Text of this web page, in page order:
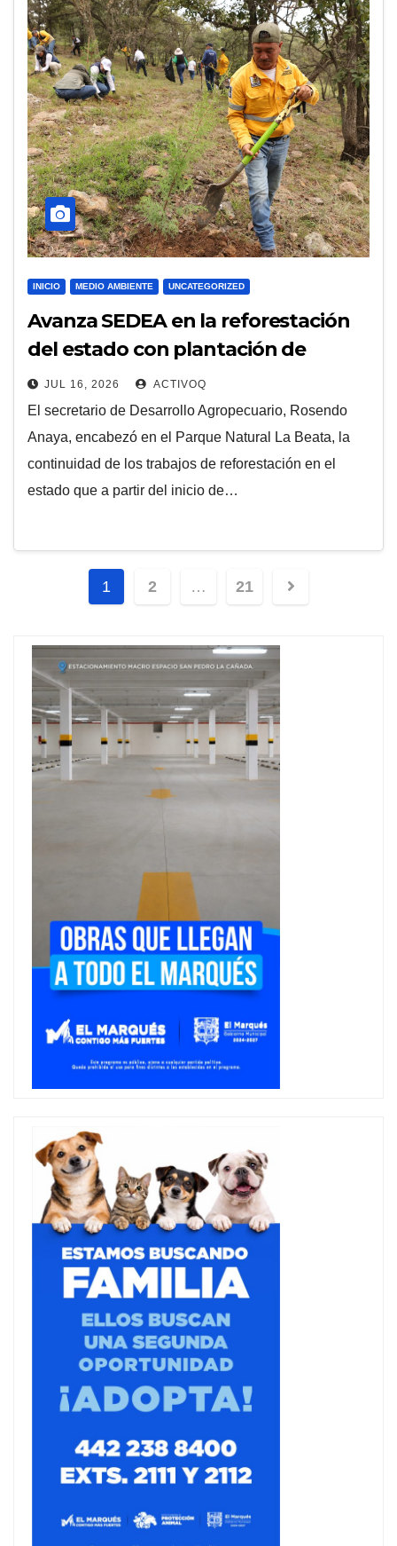
INICIO MEDIO AMBIENTE UNCATEGORIZED
Avanza SEDEA en la reforestación
del estado con plantación de
árboles
JUL 16, 2026 ACTIVOQ
El secretario de Desarrollo Agropecuario, Rosendo
Anaya, encabezó en el Parque Natural La Beata, la
continuidad de los trabajos de reforestación en el
estado que a partir del inicio de…
Navegación
entradas
1 2 … 21